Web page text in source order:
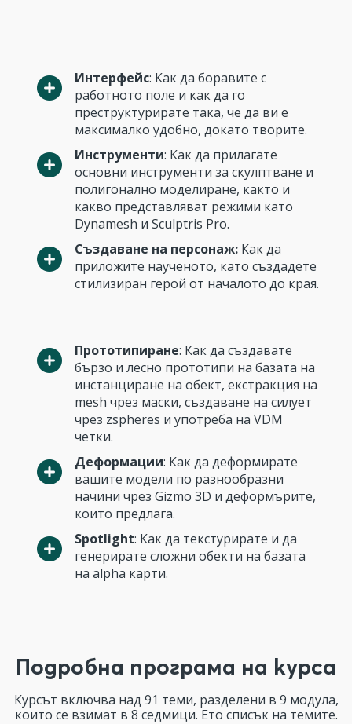
Интерфейс: Как да боравите с
работното поле и как да го
преструктурирате така, че да ви е
максималко удобно, докато творите.
Инструменти: Как да прилагате
основни инструменти за скулптване и
полигонално моделиране, както и
какво представляват режими като
Dynamesh и Sculptris Pro.
Създаване на персонаж: Как да
приложите наученото, като създадете
стилизиран герой от началото до края.
Прототипиране: Как да създавате
бързо и лесно прототипи на базата на
инстанциране на обект, екстракция на
mesh чрез маски, създаване на силует
чрез zspheres и употреба на VDM
четки.
Деформации: Как да деформирате
вашите модели по разнообразни
начини чрез Gizmo 3D и деформърите,
които предлага.
Spotlight: Как да текстурирате и да
генерирате сложни обекти на базата
на alpha карти.
Подробна програма на курса
Курсът включва над 91 теми, разделени в 9 модула,
които се взимат в 8 седмици. Ето списък на темите.